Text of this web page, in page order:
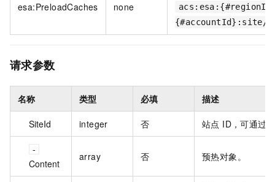
esa:PreloadCaches none
{#accountId}:site/
请求参数
名称 类型 必填 描述
SiteId integer 否 站点 ID，可通过
Content
array 否 预热对象。